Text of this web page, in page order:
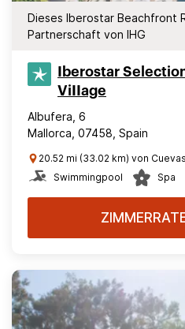
Dieses Iberostar Beachfront
Partnerschaft von IHG
Iberostar
ViIIage
Albufera, 6
Mallorca, 07458, Spain
20.52 mi (33.02 km) von
Swimmingpool
Spa